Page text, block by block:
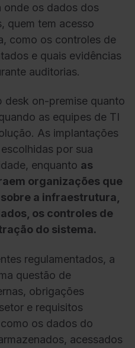
onde os dados dos
quem tem acesso
como os controles de
e quais evidências
auditorias.
desk on-premise quanto
as equipes de TI
As implantações
por sua
enquanto as
organizações que
a infraestrutura,
os controles de
do sistema.
regulamentados, a
questão de
obrigações
e requisitos
os dados do
acessados